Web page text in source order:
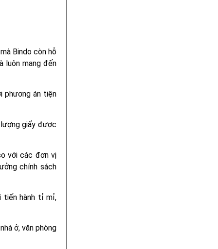
Bindo còn hỗ
luôn mang đến
phương án tiện
giấy được
với các đơn vị
chính sách
hành tỉ mỉ,
ở, văn phòng